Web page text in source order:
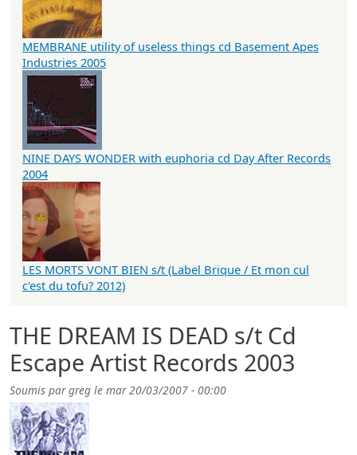
THE DREAM IS DEAD s/t Cd
Escape Artist Records 2003
Soumis pargreg le mar 20/03/2007 - 00:00
MEMBRANE utility of useless things cd Basement Apes
Industries 2005
NINE DAYS WONDER with euphoria cd Day After Records
2004
LES MORTS VONT BIEN s/t (Label Brique / Et mon cul
c'est du tofu? 2012)